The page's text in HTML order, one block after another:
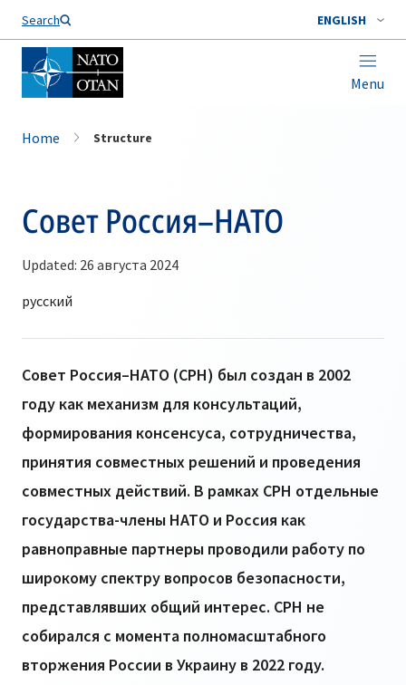
Search ENGLISH
Menu
Home Structure
Совет Россия–НАТО
Updated: 26 августа 2024
Совет Россия–НАТО (СРН) был создан в 2002
году как механизм для консультаций,
формирования консенсуса, сотрудничества,
принятия совместных решений и проведения
совместных действий. В рамках СРН отдельные
государства-члены НАТО и Россия как
равноправные партнеры проводили работу по
широкому спектру вопросов безопасности,
представлявших общий интерес. СРН не
собирался с момента полномасштабного
вторжения России в Украину в 2022 году.